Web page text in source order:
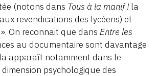
(notons dans Tous à la manif !la
revendications des lycéens) et
On reconnait que dans Entre les
au documentaire sont davantage
apparaît notamment dans le
psychologique des